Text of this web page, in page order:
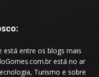
está entre os blogs mais
está no ar
Turismo e sobre